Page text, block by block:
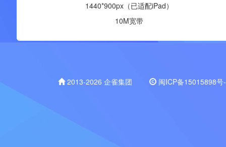
1440*900px（已适配iPad）
10M宽带
2013-2026 企雀集团 闽ICP备15015898号